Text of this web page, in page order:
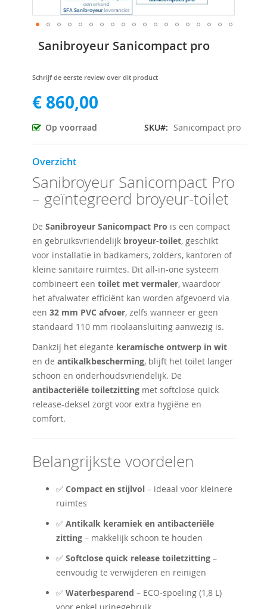
Sanibroyeur Sanicompact pro
Schrijf de eerste review over dit product
€ 860,00
Op voorraad SKU Sanicompact pro
Overzicht
Sanibroyeur Sanicompact Pro
– geïntegreerd broyeur-toilet
De Sanibroyeur Sanicompact Pro is een compact
en gebruiksvriendelijk broyeur-toilet, geschikt
voor installatie in badkamers, zolders, kantoren of
kleine sanitaire ruimtes. Dit all-in-one systeem
combineert een toilet met vermaler, waardoor
het afvalwater efficiënt kan worden afgevoerd via
een 32 mm PVC afvoer, zelfs wanneer er geen
standaard 110 mm rioolaansluiting aanwezig is.
Dankzij het elegante keramische ontwerp in wit
en de antikalkbescherming, blijft het toilet langer
schoon en onderhoudsvriendelijk. De
antibacteriële toiletzitting met softclose quick
release-deksel zorgt voor extra hygiëne en
comfort.
Belangrijkste voordelen
✅ Compact en stijlvol – ideaal voor kleinere
ruimtes
✅ Antikalk keramiek en antibacteriële
zitting – makkelijk schoon te houden
✅ Softclose quick release toiletzitting –
eenvoudig te verwijderen en reinigen
✅ Waterbesparend – ECO-spoeling (1,8 L)
naar
begin
de
afbeeldingen-
gallerij